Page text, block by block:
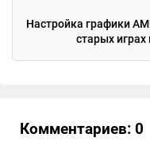
Настройка графики
старых играх
Комментариев: 0